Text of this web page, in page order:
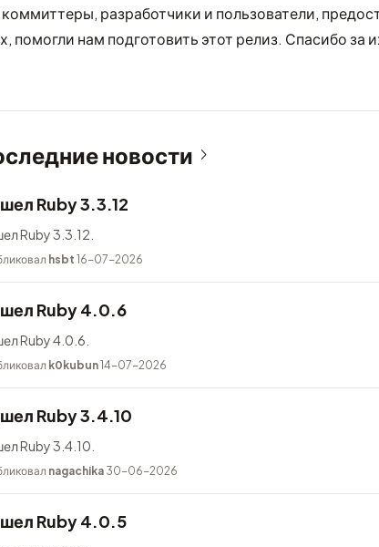
разработчики и пользователи,
помогли нам подготовить этот релиз. Спасибо за
новости
Ruby 3.3.12
Ruby 3.3.12.
hsbt 16-07-2026
Ruby 4.0.6
Ruby 4.0.6.
k0kubun14-07-2026
Ruby 3.4.10
Ruby 3.4.10.
nagachika 30-06-2026
Ruby 4.0.5